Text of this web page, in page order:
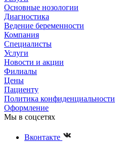
Основные нозологии
Диагностика
Ведение беременности
Компания
Специалисты
Услуги
Новости и акции
Филиалы
Цены
Пациенту
Политика конфиденциальности
Оформление
Мы в соцсетях
Вконтакте